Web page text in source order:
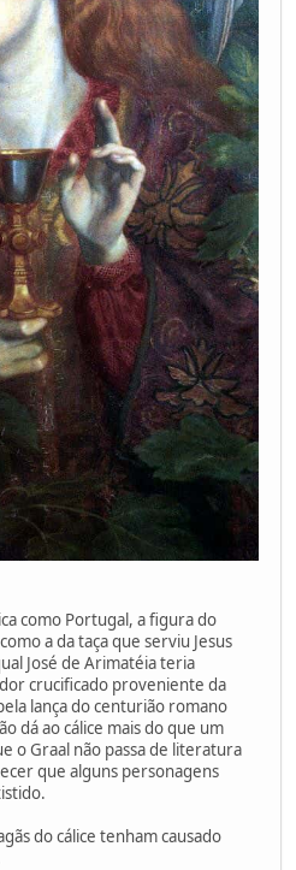
como Portugal, a figura do
a da taça que serviu Jesus
José de Arimatéia teria
crucificado proveniente da
lança do centurião romano
dá ao cálice mais do que um
o Graal não passa de literatura
que alguns personagens
do cálice tenham causado